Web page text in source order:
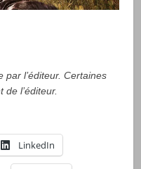
par l’éditeur. Certaines
l’éditeur.
LinkedIn